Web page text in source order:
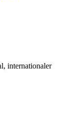
internationaler